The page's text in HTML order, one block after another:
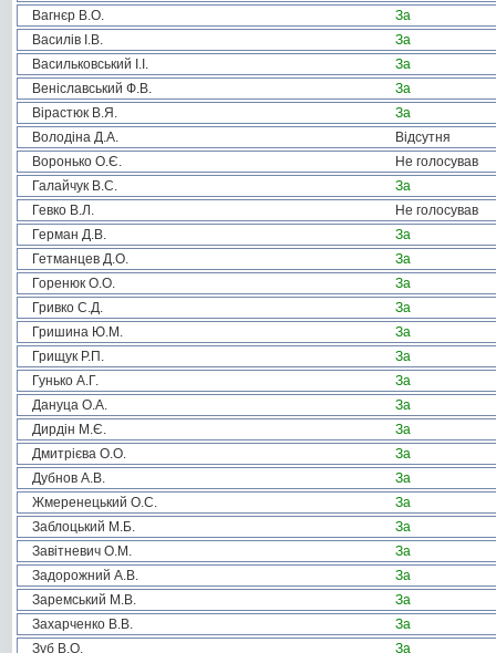
Вагнєр В.О.
За
Василів І.В.
За
Васильковський І.І.
За
Веніславський Ф.В.
За
Вірастюк В.Я.
За
Володіна Д.А.
Відсутня
Воронько О.Є.
Не голосував
Галайчук В.С.
За
Гевко В.Л.
Не голосував
Герман Д.В.
За
Гетманцев Д.О.
За
Горенюк О.О.
За
Гривко С.Д.
За
Гришина Ю.М.
За
Грищук Р.П.
За
Гунько А.Г.
За
Дануца О.А.
За
Дирдін М.Є.
За
Дмитрієва О.О.
За
Дубнов А.В.
За
Жмеренецький О.С.
За
Заблоцький М.Б.
За
Завітневич О.М.
За
Задорожний А.В.
За
Заремський М.В.
За
Захарченко В.В.
За
Зуб В.О.
За